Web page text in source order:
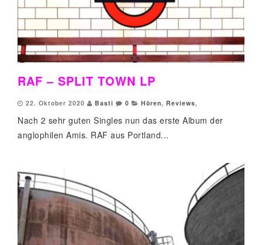
RAF – SPLIT TOWN LP
22. Oktober 2020 Basti 0 Hören, Reviews,
Nach 2 sehr guten Singles nun das erste Album der
anglophilen Amis. RAF aus Portland...